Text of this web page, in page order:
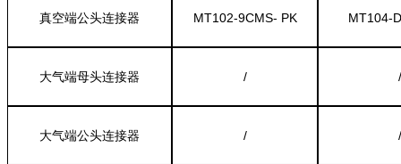
真空端公头连接器 MT102-9CMS- PK MT104-
大气端母头连接器 / /
大气端公头连接器 / /